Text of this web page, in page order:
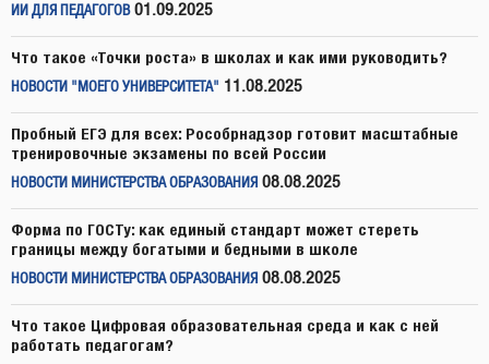
ИИ ДЛЯ ПЕДАГОГОВ 01.09.2025
Что такое «Точки роста» в школах и как ими руководить?
НОВОСТИ "МОЕГО УНИВЕРСИТЕТА" 11.08.2025
Пробный ЕГЭ для всех: Рособрнадзор готовит масштабные
тренировочные экзамены по всей России
НОВОСТИ МИНИСТЕРСТВА ОБРАЗОВАНИЯ 08.08.2025
Форма по ГОСТу: как единый стандарт может стереть
границы между богатыми и бедными в школе
НОВОСТИ МИНИСТЕРСТВА ОБРАЗОВАНИЯ 08.08.2025
Что такое Цифровая образовательная среда и как с ней
работать педагогам?